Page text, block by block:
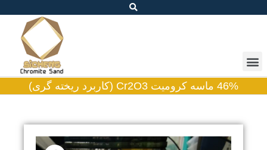
46% ماسه کرومیت Cr2O3 (کاربرد ریخته گری)